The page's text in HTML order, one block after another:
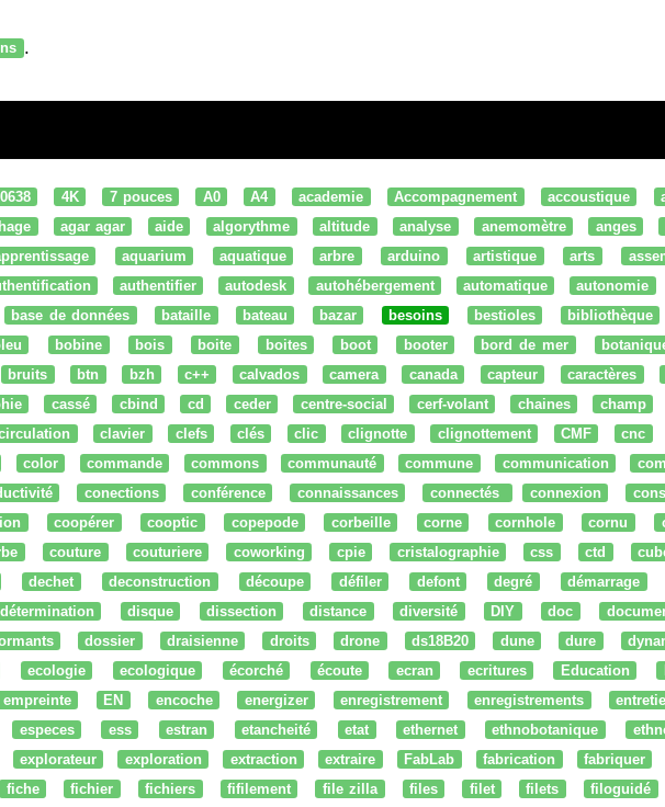
.
4K 7 pouces A0 A4 academie Accompagnement accoustique
agar agar aide algorythme altitude analyse anemomètre anges
aquarium aquatique arbre arduino artistique arts
authentifier autodesk autohébergement automatique autonomie
base de données bataille bateau bazar besoins bestioles bibliothèque
bobine bois boite boites boot booter bord de mer
bruits btn bzh c++ calvados camera canada capteur caractères
cassé cbind cd ceder centre-social cerf-volant chaines champ
clavier clefs clés clic clignotte clignottement CMF cnc
color commande commons communauté commune communication
conections conférence connaissances connectés connexion
coopérer cooptic copepode corbeille corne cornhole cornu
couture couturiere coworking cpie cristalographie css ctd
dechet deconstruction découpe défiler defont degré démarrage
détermination disque dissection distance diversité DIY doc
dossier draisienne droits drone ds18B20 dune dure
ecologie ecologique écorché écoute ecran ecritures Education
empreinte EN encoche energizer enregistrement enregistrements
especes ess estran etancheité etat ethernet ethnobotanique
explorateur exploration extraction extraire FabLab fabrication fabriquer
fiche fichier fichiers fifilement file zilla files filet filets filoguidé